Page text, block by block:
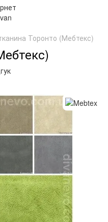
Торонто (Мебтекс)